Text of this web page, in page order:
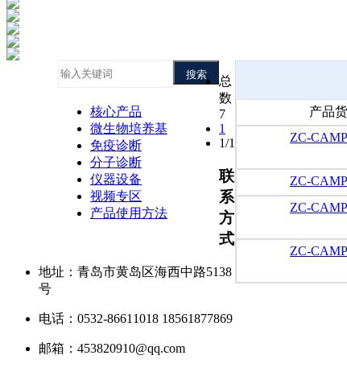
搜索
核心产品
微生物培养基
免疫诊断
分子诊断
仪器设备
视频专区
产品使用方法
产品
ZC-
ZC-
ZC-
ZC-
总
数
7
1
1/1
联
系
方
式
地址：青岛市黄岛区海西中路5138
号
电话：0532-86611018 18561877869
邮箱：453820910@qq.com